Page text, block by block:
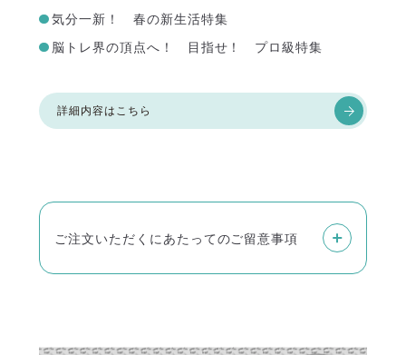
気分一新！ 春の新生活特集
脳トレ界の頂点へ！ 目指せ！ プロ級特集
詳細内容はこちら
ご注文いただくにあたってのご留意事項
またお客様からのご入金確認に、最大で2週間